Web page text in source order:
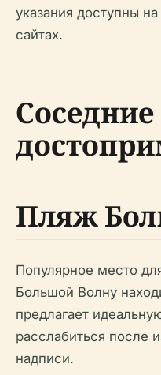
указания доступны
сайтах.
Соседние
Пляж
Популярное место
Большой Волну
предлагает
расслабиться после
надписи.